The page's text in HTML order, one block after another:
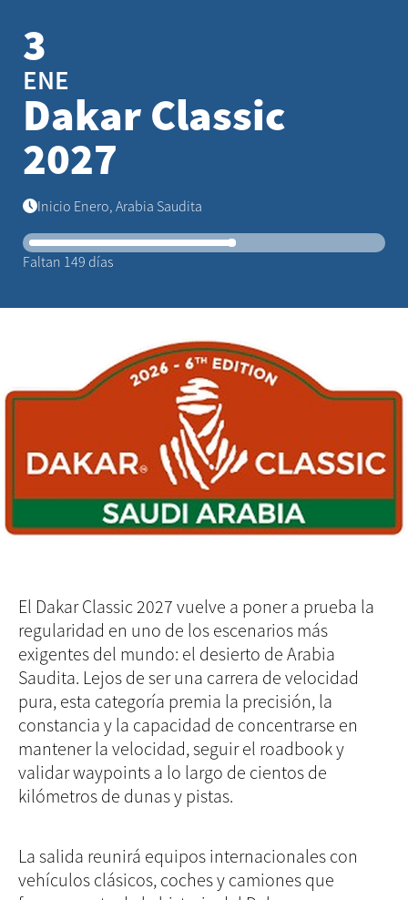
3
ENE
Dakar Classic
2027
Inicio Enero, Arabia Saudita
Faltan 149 días
El Dakar Classic 2027 vuelve a poner a prueba la
regularidad en uno de los escenarios más
exigentes del mundo: el desierto de Arabia
Saudita. Lejos de ser una carrera de velocidad
pura, esta categoría premia la precisión, la
constancia y la capacidad de concentrarse en
mantener la velocidad, seguir el roadbook y
validar waypoints a lo largo de cientos de
kilómetros de dunas y pistas.
La salida reunirá equipos internacionales con
vehículos clásicos, coches y camiones que